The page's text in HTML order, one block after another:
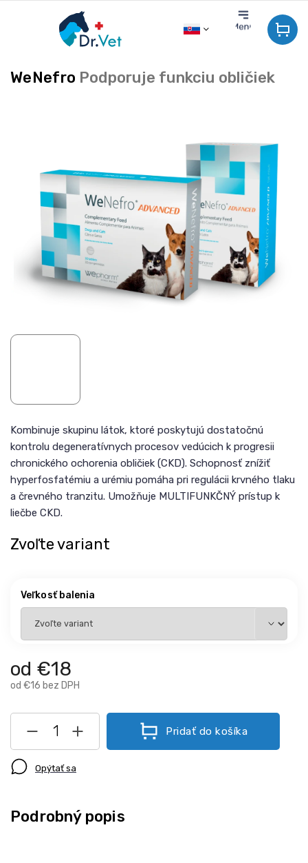
WeNefro Podporuje funkciu obličiek
od €18
od €16 bez DPH
Zvoľte variant
Veľkosť balenia
Pridať do košíka
Kombinuje skupinu látok, ktoré poskytujú dostatočnú
kontrolu degeneratívnych procesov vedúcich k progresii
chronického ochorenia obličiek (CKD). Schopnosť znížiť
hyperfosfatémiu a urémiu pomáha pri regulácii krvného tlaku
a črevného tranzitu. Umožňuje MULTIFUNKČNÝ prístup k
liečbe CKD.
Opýtať sa
Podrobný popis